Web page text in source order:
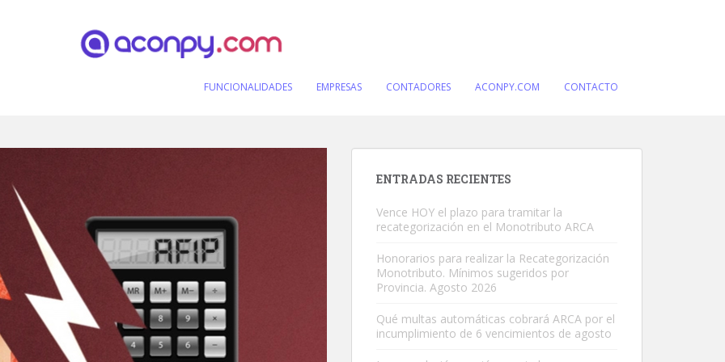
FUNCIONALIDADES EMPRESAS CONTADORES ACONPY.COM CONTACTO
ENTRADAS RECIENTES
Vence HOY el plazo para tramitar la
recategorización en el Monotributo ARCA
Honorarios para realizar la Recategorización
Monotributo. Mínimos sugeridos por
Provincia. Agosto 2026
Qué multas automáticas cobrará ARCA por el
incumplimiento de 6 vencimientos de agosto